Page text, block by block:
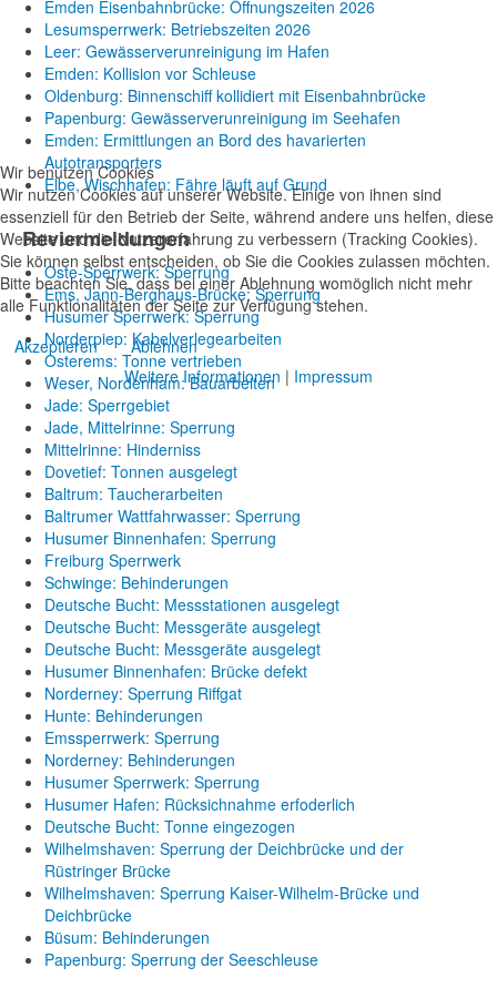
Emden Eisenbahnbrücke: Öffnungszeiten 2026
Lesumsperrwerk: Betriebszeiten 2026
Leer: Gewässerverunreinigung im Hafen
Emden: Kollision vor Schleuse
Oldenburg: Binnenschiff kollidiert mit Eisenbahnbrücke
Papenburg: Gewässerverunreinigung im Seehafen
Emden: Ermittlungen an Bord des havarierten
Autotransporters
Elbe, Wischhafen: Fähre läuft auf Grund
Reviermeldungen
Oste-Sperrwerk: Sperrung
Ems, Jann-Berghaus-Brücke: Sperrung
Husumer Sperrwerk: Sperrung
Norderpiep: Kabelverlegearbeiten
Osterems: Tonne vertrieben
Weser, Nordenham: Bauarbeiten
Jade: Sperrgebiet
Jade, Mittelrinne: Sperrung
Mittelrinne: Hinderniss
Dovetief: Tonnen ausgelegt
Baltrum: Taucherarbeiten
Baltrumer Wattfahrwasser: Sperrung
Husumer Binnenhafen: Sperrung
Freiburg Sperrwerk
Schwinge: Behinderungen
Deutsche Bucht: Messstationen ausgelegt
Deutsche Bucht: Messgeräte ausgelegt
Deutsche Bucht: Messgeräte ausgelegt
Husumer Binnenhafen: Brücke defekt
Norderney: Sperrung Riffgat
Hunte: Behinderungen
Emssperrwerk: Sperrung
Norderney: Behinderungen
Husumer Sperrwerk: Sperrung
Husumer Hafen: Rücksichnahme erfoderlich
Deutsche Bucht: Tonne eingezogen
Wilhelmshaven: Sperrung der Deichbrücke und der
Rüstringer Brücke
Wilhelmshaven: Sperrung Kaiser-Wilhelm-Brücke und
Deichbrücke
Büsum: Behinderungen
Papenburg: Sperrung der Seeschleuse
Wir benutzen Cookies
Wir nutzen Cookies auf unserer Website. Einige von ihnen sind
essenziell für den Betrieb der Seite, während andere uns helfen, diese
Website und die Nutzererfahrung zu verbessern (Tracking Cookies).
Sie können selbst entscheiden, ob Sie die Cookies zulassen möchten.
Bitte beachten Sie, dass bei einer Ablehnung womöglich nicht mehr
alle Funktionalitäten der Seite zur Verfügung stehen.
Akzeptieren
Ablehnen
Weitere Informationen | Impressum